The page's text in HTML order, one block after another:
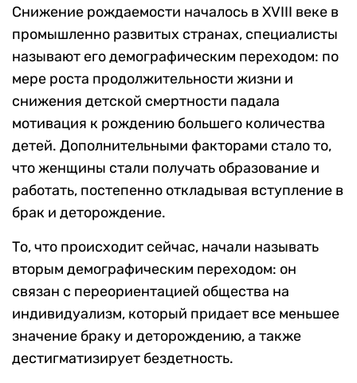
Снижение рождаемости началось в XVIII веке в
промышленно развитых странах, специалисты
называют его демографическим переходом: по
мере роста продолжительности жизни и
снижения детской смертности падала
мотивация к рождению большего количества
детей. Дополнительными факторами стало то,
что женщины стали получать образование и
работать, постепенно откладывая вступление в
брак и деторождение.
То, что происходит сейчас, начали называть
вторым демографическим переходом: он
связан с переориентацией общества на
индивидуализм, который придает все меньшее
значение браку и деторождению, а также
дестигматизирует бездетность.